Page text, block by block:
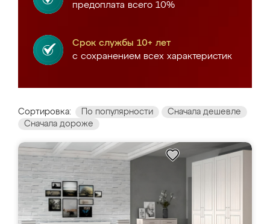
предоплата всего 10%
Срок службы 10+ лет
с сохранением всех характеристик
Сортировка: По популярности
Сначала дешевле
Сначала дороже